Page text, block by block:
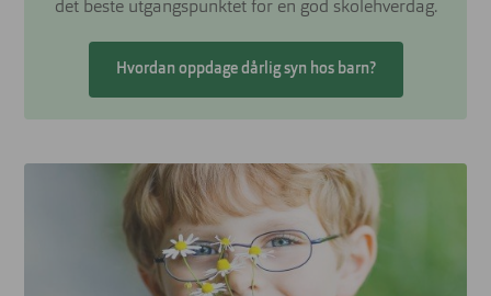
det beste utgangspunktet for en god skolehverdag.
Hvordan oppdage dårlig syn hos barn?